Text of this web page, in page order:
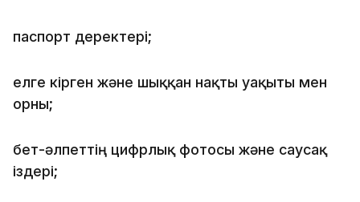
паспорт деректері;
елге кірген және шыққан нақты уақыты мен
орны;
бет-әлпеттің цифрлық фотосы және саусақ
іздері;